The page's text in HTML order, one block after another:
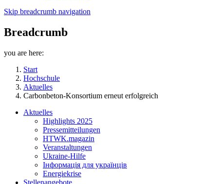
Skip breadcrumb navigation
Breadcrumb
you are here:
Start
Hochschule
Aktuelles
Carbonbeton-Konsortium erneut erfolgreich
Aktuelles
Highlights 2025
Pressemitteilungen
HTWK.magazin
Veranstaltungen
Ukraine-Hilfe
Інформація для українців
Energiekrise